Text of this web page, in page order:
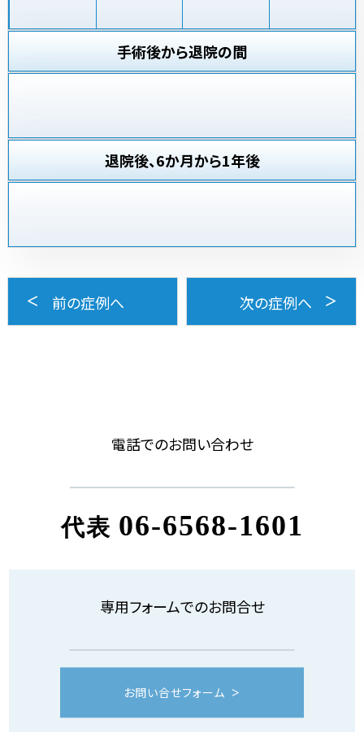
手術後から退院の間
退院後、6か月から1年後
前の症例へ 次の症例へ
電話でのお問い合わせ
代表 06-6568-1601
専用フォームでのお問合せ
お問い合せフォーム